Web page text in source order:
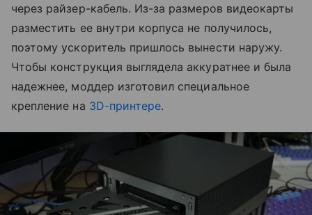
через райзер-кабель. Из-за размеров видеокарты
разместить ее внутри корпуса не получилось,
поэтому ускоритель пришлось вынести наружу.
Чтобы конструкция выглядела аккуратнее и была
надежнее, моддер изготовил специальное
крепление на 3D-принтере.